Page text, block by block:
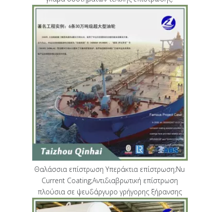
Θαλάσσια επίστρωση Υπεράκτια επίστρωση;Nu
Current Coating;Αντιδιαβρωτική επίστρωση
πλούσια σε ψευδάργυρο γρήγορης ξήρανσης